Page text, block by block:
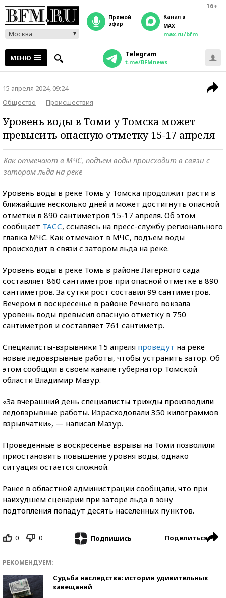
16+
Москва
прямой
эфир
Канал в
MAX
max.ru/bfm
МЕНЮ Telegram
t.me/BFMnews
15 апреля 2024, 09:24
Общество
Происшествия
Уровень воды в Томи у Томска может
превысить опасную отметку 15-17 апреля
Как отмечают в МЧС, подъем воды происходит в связи с
затором льда на реке
Уровень воды в реке Томь у Томска продолжит расти в
ближайшие несколько дней и может достигнуть опасной
отметки в 890 сантиметров 15-17 апреля. Об этом
сообщает ТАСС, ссылаясь на пресс-службу регионального
главка МЧС. Как отмечают в МЧС, подъем воды
происходит в связи с затором льда на реке.
Уровень воды в реке Томь в районе Лагерного сада
составляет 860 сантиметров при опасной отметке в 890
сантиметров. За сутки рост составил 99 сантиметров.
Вечером в воскресенье в районе Речного вокзала
уровень воды превысил опасную отметку в 750
сантиметров и составляет 761 сантиметр.
Специалисты-взрывники 15 апреля проведут на реке
новые ледовзрывные работы, чтобы устранить затор. Об
этом сообщил в своем канале губернатор Томской
области Владимир Мазур.
«За вчерашний день специалисты трижды производили
ледовзрывные работы. Израсходовали 350 килограммов
взрывчатки», — написал Мазур.
Проведенные в воскресенье взрывы на Томи позволили
приостановить повышение уровня воды, однако
ситуация остается сложной.
Ранее в областной администрации сообщали, что при
наихудшем сценарии при заторе льда в зону
подтопления попадут десять населенных пунктов.
0 0 Подпишись Поделиться
РЕКОМЕНДУЕМ:
Судьба наследства: истории удивительных
завещаний